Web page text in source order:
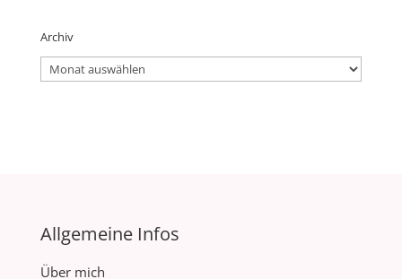
Archiv
Archiv
Allgemeine Infos
Über mich